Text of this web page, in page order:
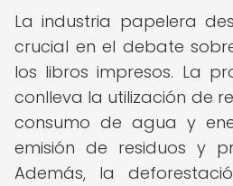
La industria papelera
crucial en el debate
los libros impresos. La
conlleva la utilización de
consumo de agua y
emisión de residuos y
Además, la